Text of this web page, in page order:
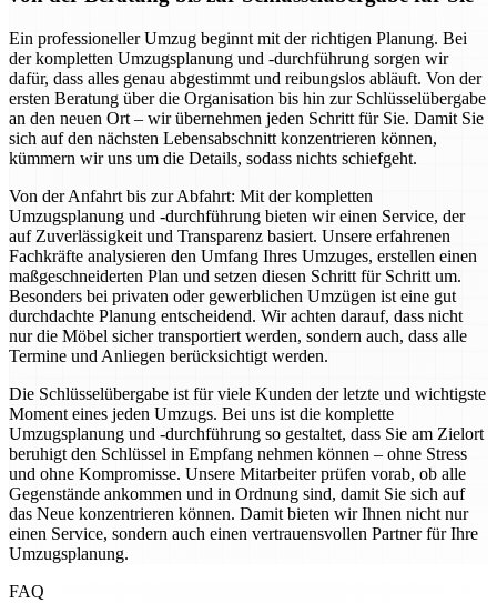
Ein professioneller Umzug beginnt mit der richtigen Planung. Bei
der kompletten Umzugsplanung und -durchführung sorgen wir
dafür, dass alles genau abgestimmt und reibungslos abläuft. Von der
ersten Beratung über die Organisation bis hin zur Schlüsselübergabe
an den neuen Ort – wir übernehmen jeden Schritt für Sie. Damit Sie
sich auf den nächsten Lebensabschnitt konzentrieren können,
kümmern wir uns um die Details, sodass nichts schiefgeht.
Von der Anfahrt bis zur Abfahrt: Mit der kompletten
Umzugsplanung und -durchführung bieten wir einen Service, der
auf Zuverlässigkeit und Transparenz basiert. Unsere erfahrenen
Fachkräfte analysieren den Umfang Ihres Umzuges, erstellen einen
maßgeschneiderten Plan und setzen diesen Schritt für Schritt um.
Besonders bei privaten oder gewerblichen Umzügen ist eine gut
durchdachte Planung entscheidend. Wir achten darauf, dass nicht
nur die Möbel sicher transportiert werden, sondern auch, dass alle
Termine und Anliegen berücksichtigt werden.
Die Schlüsselübergabe ist für viele Kunden der letzte und wichtigste
Moment eines jeden Umzugs. Bei uns ist die komplette
Umzugsplanung und -durchführung so gestaltet, dass Sie am Zielort
beruhigt den Schlüssel in Empfang nehmen können – ohne Stress
und ohne Kompromisse. Unsere Mitarbeiter prüfen vorab, ob alle
Gegenstände ankommen und in Ordnung sind, damit Sie sich auf
das Neue konzentrieren können. Damit bieten wir Ihnen nicht nur
einen Service, sondern auch einen vertrauensvollen Partner für Ihre
Umzugsplanung.
FAQ